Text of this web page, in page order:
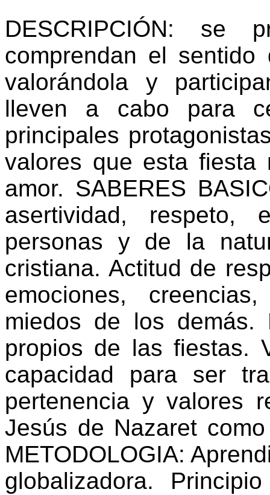
DESCRIPCIÓN: se
comprendan el
valorándola y
lleven a cabo para
principales
valores que esta
amor. SABERES
asertividad,
personas y de la
cristiana. Actitud de
emociones,
miedos de los demás.
propios de las fiestas.
capacidad para ser
pertenencia y valores
Jesús de Nazaret
METODOLOGIA:
globalizadora.